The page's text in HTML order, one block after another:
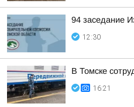
94 заседание
12:30
В Томске
16:21